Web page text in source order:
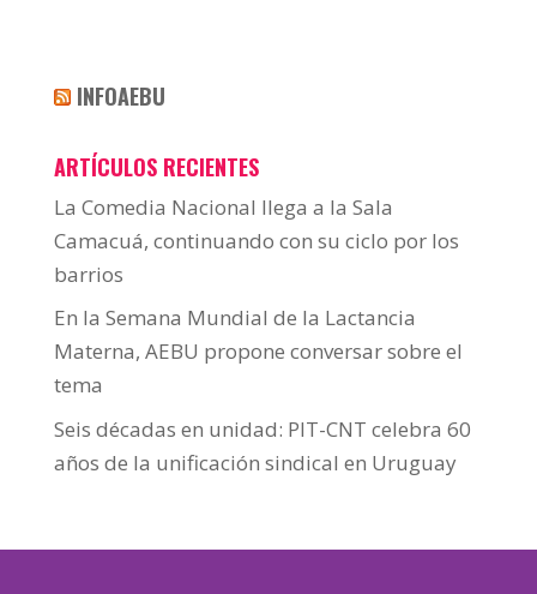
INFOAEBU
ARTÍCULOS RECIENTES
La Comedia Nacional llega a la Sala
Camacuá, continuando con su ciclo por los
barrios
En la Semana Mundial de la Lactancia
Materna, AEBU propone conversar sobre el
tema
Seis décadas en unidad: PIT-CNT celebra 60
años de la unificación sindical en Uruguay